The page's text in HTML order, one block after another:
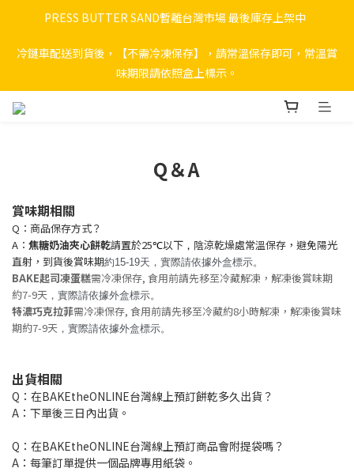
PRESS BUTTER SAND暫離台灣市場 最後庫存上架中
冷鏈車配送到貨後，【不需冷凍保存】，請常溫保存即可，常溫賞
味期限請依照盒上標示。
Q＆A
賞味期相關
Q：商品保存方式？
A： 焦糖奶油夾心餅乾請置於25℃以下 ， 陰涼乾燥處常溫保存，避免陽光
直射，到貨後賞味期約15-19天 ，實際請依據外盒標示。
BAKE起司凍蛋糕需冷凍保存, 食用前請先移至冷藏解凍，解凍後賞味期
約7-9天 ， 實際請依據外盒標示。
特濃巧克拉菲需冷凍保存, 食用前請先移至冷藏約8小時解凍，解凍後賞味
期約7-9天 ， 實際請依據外盒標示。
出貨相關
Q：在BAKEtheONLINE台灣線上預訂餅乾多久出貨？
A：下單後三日內出貨。
Q：在BAKEtheONLINE台灣線上預訂商品會附提袋嗎？
A：每筆訂單提供一個品牌專用紙袋。